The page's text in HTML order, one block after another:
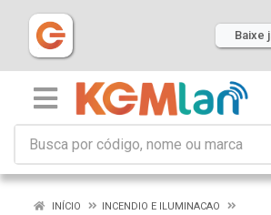
Baixe
INÍCIO
INCENDIO E ILUMINACAO